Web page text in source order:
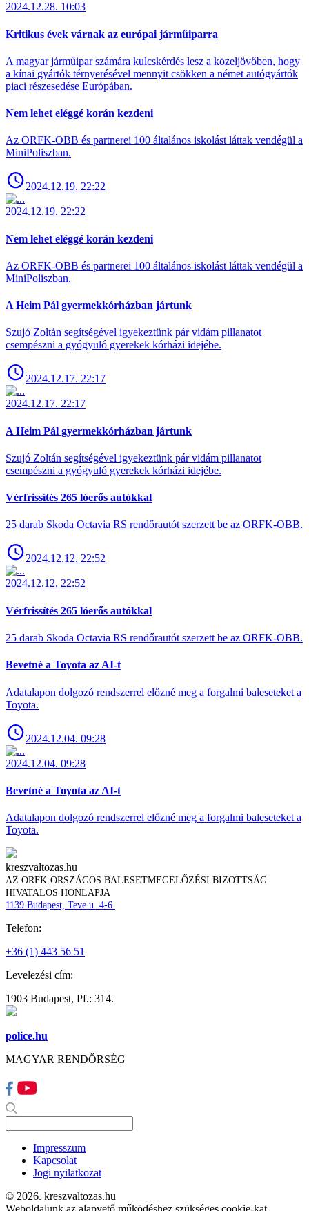
2024.12.28. 10:03
Kritikus évek várnak az európai járműiparra
A magyar járműipar számára kulcskérdés lesz a közeljövőben, hogy
a kínai gyártók térnyerésével mennyit csökken a német autógyártók
piaci részesedése Európában.
Nem lehet eléggé korán kezdeni
Az ORFK-OBB és partnerei 100 általános iskolást láttak vendégül a
MiniPoliszban.
2024.12.19. 22:22
2024.12.19. 22:22
Nem lehet eléggé korán kezdeni
Az ORFK-OBB és partnerei 100 általános iskolást láttak vendégül a
MiniPoliszban.
A Heim Pál gyermekkórházban jártunk
Szujó Zoltán segítségével igyekeztünk pár vidám pillanatot
csempészni a gyógyuló gyerekek kórházi idejébe.
2024.12.17. 22:17
2024.12.17. 22:17
A Heim Pál gyermekkórházban jártunk
Szujó Zoltán segítségével igyekeztünk pár vidám pillanatot
csempészni a gyógyuló gyerekek kórházi idejébe.
Vérfrissítés 265 lóerős autókkal
25 darab Skoda Octavia RS rendőrautót szerzett be az ORFK-OBB.
2024.12.12. 22:52
2024.12.12. 22:52
Vérfrissítés 265 lóerős autókkal
25 darab Skoda Octavia RS rendőrautót szerzett be az ORFK-OBB.
Bevetné a Toyota az AI-t
Adatalapon dolgozó rendszerrel előzné meg a forgalmi baleseteket a
Toyota.
2024.12.04. 09:28
2024.12.04. 09:28
Bevetné a Toyota az AI-t
Adatalapon dolgozó rendszerrel előzné meg a forgalmi baleseteket a
Toyota.
kreszvaltozas.hu
AZ ORFK-ORSZÁGOS BALESETMEGELŐZÉSI BIZOTTSÁG
HIVATALOS HONLAPJA
1139 Budapest, Teve u. 4-6.
Telefon:
+36 (1) 443 56 51
Levelezési cím:
1903 Budapest, Pf.: 314.
police.hu
MAGYAR RENDŐRSÉG
Impresszum
Kapcsolat
Jogi nyilatkozat
© 2026. kreszvaltozas.hu
Weboldalunk az alapvető működéshez szükséges cookie-kat